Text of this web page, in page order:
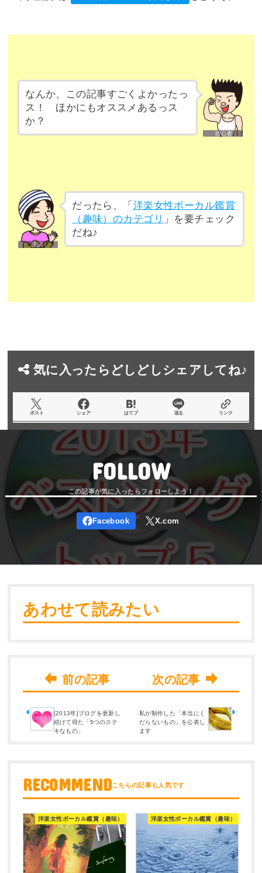
なんか、この記事すごくよかったっ
ス！ ほかにもオススメあるっス
か？
だったら、「 洋楽女性ボーカル鑑賞
（趣味）のカテゴリ 」を要チェック
だね♪
気に入ったらどしどしシェアしてね♪
ポスト シェア はてブ 送る リンク
FOLLOW
あわせて読みたい
[2013年]ブログを更新し
続けて得た「5つのステ
キなもの」
私が制作した「本当にく
だらないもの」を公表し
ます
RECOMMEND
洋楽女性ボーカル鑑賞（趣味） 洋楽女性ボーカル鑑賞（趣味）